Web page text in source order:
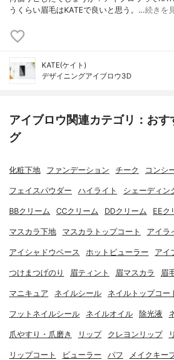
うくらい眉毛はKATEで良いと思う。…続きを
KATE(ケイト)
デザイニングアイブロウ3D
アイブロウ関連カテゴリ：お
グ
化粧下地 ファンデーション チーク コンシ
フェイスパウダー ハイライト シェーディン
BBクリーム CCクリーム DDクリーム EEク
マスカラ下地 マスカラトップコート アイラ
アイシャドウベース ホットビューラー アイ
つけまつげのり 眉ティント 眉マスカラ 眉
マニキュア ネイルシール ネイルトップコー
フットネイルシール ネイルオイル 除光液
爪やすり・爪磨き リップ クレヨンリップ
リップコート ビューラー パフ メイクキー